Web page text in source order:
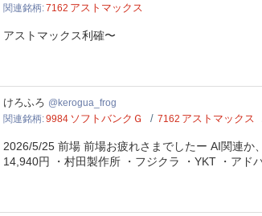
関連銘柄 7162 アストマックス
アストマックス利確〜
kerogua_frog
けろふろ kerogua_frog
関連銘柄 9984 ソフトバンクＧ 7162 アストマックス
2026/5/25 前場 前場お疲れさまでしたー AI関連
14,940円 ・村田製作所 ・フジクラ ・YKT ・ア